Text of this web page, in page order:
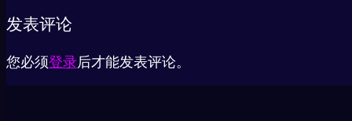
发表评论
您必须登录后才能发表评论。